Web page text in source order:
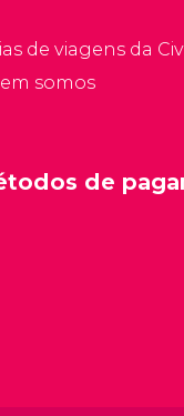
de viagens da
somos
de